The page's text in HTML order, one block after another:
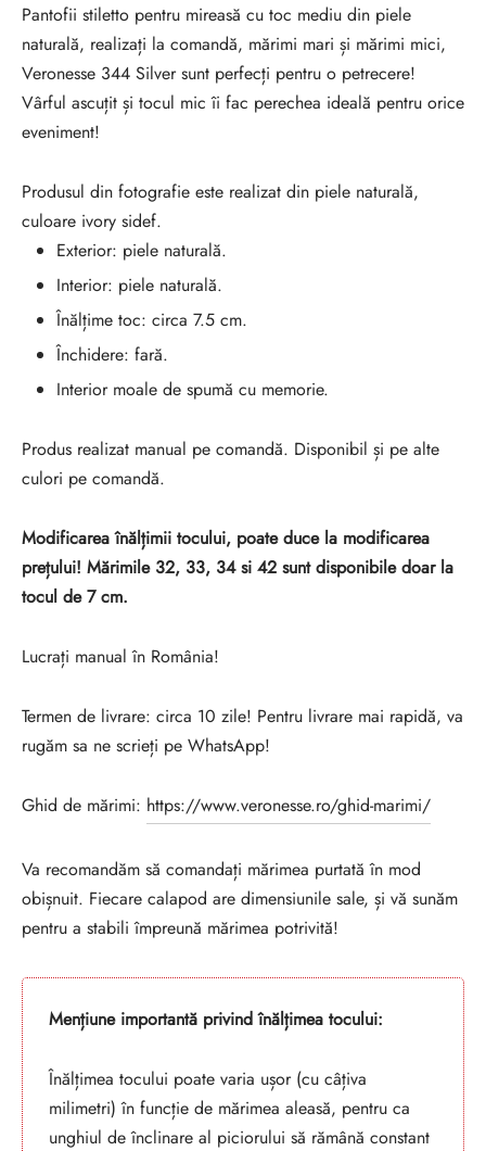
Pantofii stiletto pentru mireasă cu toc mediu din piele
naturală, realizați la comandă, mărimi mari și mărimi mici,
Veronesse 344 Silver sunt perfecți pentru o petrecere!
Vârful ascuțit și tocul mic îi fac perechea ideală pentru orice
eveniment!
Produsul din fotografie este realizat din piele naturală,
culoare ivory sidef.
Exterior: piele naturală.
Interior: piele naturală.
Înălțime toc: circa 7.5 cm.
Închidere: fară.
Interior moale de spumă cu memorie.
Produs realizat manual pe comandă. Disponibil și pe alte
culori pe comandă.
Modificarea înălțimii tocului, poate duce la modificarea
prețului! Mărimile 32, 33, 34 si 42 sunt disponibile doar la
tocul de 7 cm.
Lucrați manual în România!
Termen de livrare: circa 10 zile! Pentru livrare mai rapidă, va
rugăm sa ne scrieți pe WhatsApp!
Ghid de mărimi: https://www.veronesse.ro/ghid-marimi/
Va recomandăm să comandați mărimea purtată în mod
obișnuit. Fiecare calapod are dimensiunile sale, și vă sunăm
pentru a stabili împreună mărimea potrivită!
Mențiune importantă privind înălțimea tocului:
Înălțimea tocului poate varia ușor (cu câțiva
milimetri) în funcție de mărimea aleasă, pentru ca
unghiul de înclinare al piciorului să rămână constant